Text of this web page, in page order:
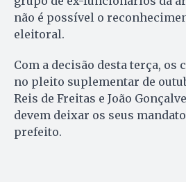
não é possível o
eleitoral.
Com a decisão desta terça, os
no pleito suplementar de
Reis de Freitas e João
devem deixar os seus
prefeito.